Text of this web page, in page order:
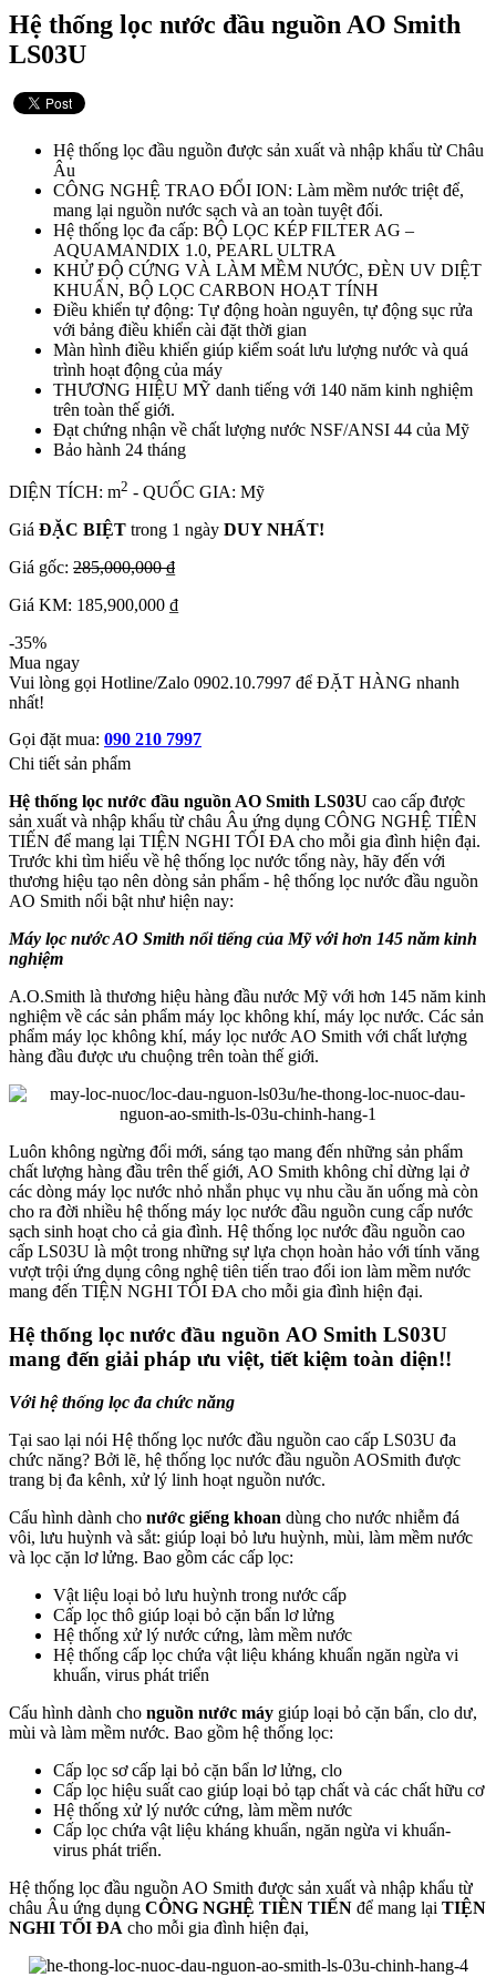
Hệ thống lọc nước đầu nguồn AO Smith
LS03U
Hệ thống lọc đầu nguồn được sản xuất và nhập khẩu từ Châu
Âu
CÔNG NGHỆ TRAO ĐỔI ION: Làm mềm nước triệt để,
mang lại nguồn nước sạch và an toàn tuyệt đối.
Hệ thống lọc đa cấp: BỘ LỌC KÉP FILTER AG –
AQUAMANDIX 1.0, PEARL ULTRA
KHỬ ĐỘ CỨNG VÀ LÀM MỀM NƯỚC, ĐÈN UV DIỆT
KHUẨN, BỘ LỌC CARBON HOẠT TÍNH
Điều khiển tự động: Tự động hoàn nguyên, tự động sục rửa
với bảng điều khiển cài đặt thời gian
Màn hình điều khiển giúp kiểm soát lưu lượng nước và quá
trình hoạt động của máy
THƯƠNG HIỆU MỸ danh tiếng với 140 năm kinh nghiệm
trên toàn thế giới.
Đạt chứng nhận về chất lượng nước NSF/ANSI 44 của Mỹ
Bảo hành 24 tháng
DIỆN TÍCH: m2 - QUỐC GIA: Mỹ
Giá ĐẶC BIỆT trong 1 ngày DUY NHẤT!
Giá gốc: 285,000,000 ₫
Giá KM: 185,900,000 ₫
-35%
Mua ngay
Vui lòng gọi Hotline/Zalo 0902.10.7997 để ĐẶT HÀNG nhanh
nhất!
Gọi đặt mua: 090 210 7997
Chi tiết sản phẩm
Hệ thống lọc nước đầu nguồn AO Smith LS03U cao cấp được
sản xuất và nhập khẩu từ châu Âu ứng dụng CÔNG NGHỆ TIÊN
TIẾN để mang lại TIỆN NGHI TỐI ĐA cho mỗi gia đình hiện đại.
Trước khi tìm hiểu về hệ thống lọc nước tổng này, hãy đến với
thương hiệu tạo nên dòng sản phẩm - hệ thống lọc nước đầu nguồn
AO Smith nổi bật như hiện nay:
Máy lọc nước AO Smith nổi tiếng của Mỹ với hơn 145 năm kinh
nghiệm
A.O.Smith là thương hiệu hàng đầu nước Mỹ với hơn 145 năm kinh
nghiệm về các sản phẩm máy lọc không khí, máy lọc nước. Các sản
phẩm máy lọc không khí, máy lọc nước AO Smith với chất lượng
hàng đầu được ưu chuộng trên toàn thế giới.
Luôn không ngừng đổi mới, sáng tạo mang đến những sản phẩm
chất lượng hàng đầu trên thế giới, AO Smith không chỉ dừng lại ở
các dòng máy lọc nước nhỏ nhắn phục vụ nhu cầu ăn uống mà còn
cho ra đời nhiều hệ thống máy lọc nước đầu nguồn cung cấp nước
sạch sinh hoạt cho cả gia đình. Hệ thống lọc nước đầu nguồn cao
cấp LS03U là một trong những sự lựa chọn hoàn hảo với tính văng
vượt trội ứng dụng công nghệ tiên tiến trao đổi ion làm mềm nước
mang đến TIỆN NGHI TỐI ĐA cho mỗi gia đình hiện đại.
Hệ thống lọc nước đầu nguồn AO Smith LS03U
mang đến giải pháp ưu việt, tiết kiệm toàn diện!!
Với hệ thống lọc đa chức năng
Tại sao lại nói Hệ thống lọc nước đầu nguồn cao cấp LS03U đa
chức năng? Bởi lẽ, hệ thống lọc nước đầu nguồn AOSmith được
trang bị đa kênh, xử lý linh hoạt nguồn nước.
Cấu hình dành cho nước giếng khoan dùng cho nước nhiễm đá
vôi, lưu huỳnh và sắt: giúp loại bỏ lưu huỳnh, mùi, làm mềm nước
và lọc cặn lơ lửng. Bao gồm các cấp lọc:
Vật liệu loại bỏ lưu huỳnh trong nước cấp
Cấp lọc thô giúp loại bỏ cặn bẩn lơ lửng
Hệ thống xử lý nước cứng, làm mềm nước
Hệ thống cấp lọc chứa vật liệu kháng khuẩn ngăn ngừa vi
khuẩn, virus phát triển
Cấu hình dành cho nguồn nước máy giúp loại bỏ cặn bẩn, clo dư,
mùi và làm mềm nước. Bao gồm hệ thống lọc:
Cấp lọc sơ cấp lại bỏ cặn bẩn lơ lửng, clo
Cấp lọc hiệu suất cao giúp loại bỏ tạp chất và các chất hữu cơ
Hệ thống xử lý nước cứng, làm mềm nước
Cấp lọc chứa vật liệu kháng khuẩn, ngăn ngừa vi khuẩn-
virus phát triển.
Hệ thống lọc đầu nguồn AO Smith được sản xuất và nhập khẩu từ
châu Âu ứng dụng CÔNG NGHỆ TIÊN TIẾN để mang lại TIỆN
NGHI TỐI ĐA cho mỗi gia đình hiện đại,